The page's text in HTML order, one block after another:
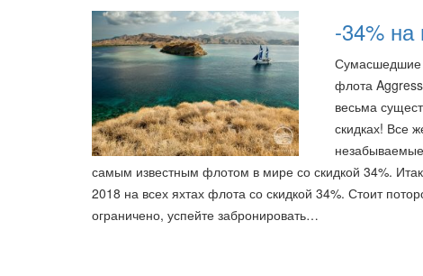
-34% на
Сумасшедшие
флота
весьма
скидках! Все
самым известным флотом в мире со скидкой 34%.
2018 на всех яхтах флота со скидкой 34%. Стоит
ограничено, успейте забронировать…